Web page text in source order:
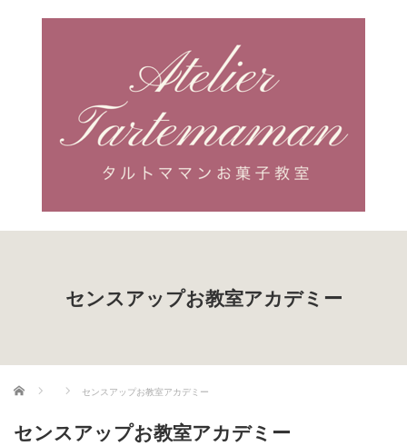
センスアップお教室アカデミー
ホーム センスアップお教室アカデミー
センスアップお教室アカデミー